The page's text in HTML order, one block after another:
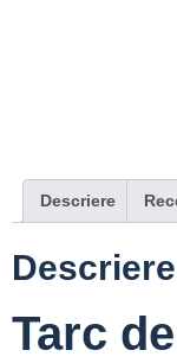
Descriere
Descriere
Tarc